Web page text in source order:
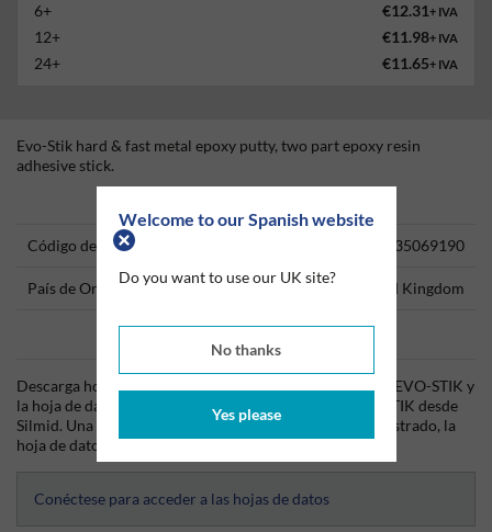
Welcome to our Spanish website
Do you want to use our UK site?
No thanks
Yes please
6+ €12.31+ IVA
12+ €11.98+ IVA
24+ €11.65+ IVA
Evo-Stik hard & fast metal epoxy putty, two part epoxy resin
adhesive stick.
Código del producto 35069190
País de Origen United Kingdom
Descarga hoy mismo la hoja técnica (TDS) del producto EVO-STIK y
la hoja de datos de seguridad (SDS) del producto EVO-STIK desde
Silmid. Una vez que hayas iniciado sesión o te hayas registrado, la
hoja de datos será visible para su descarga.
Conéctese para acceder a las hojas de datos